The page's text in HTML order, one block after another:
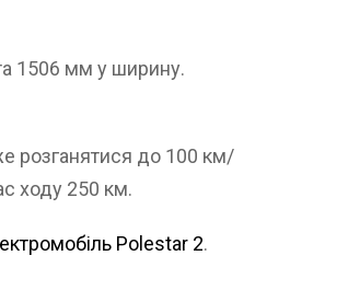
1506 мм у ширину.
розганятися до 100 км/
ходу 250 км.
Polestar 2.